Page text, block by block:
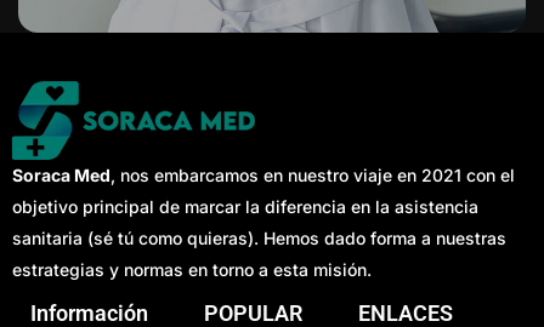
Soraca Med, nos embarcamos en nuestro viaje en 2021 con el
objetivo principal de marcar la diferencia en la asistencia
sanitaria (sé tú como quieras). Hemos dado forma a nuestras
estrategias y normas en torno a esta misión.
Información
POPULAR
ENLACES